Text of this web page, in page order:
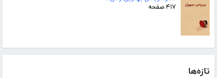
۴۱۷ صفحه
تازه‌ها